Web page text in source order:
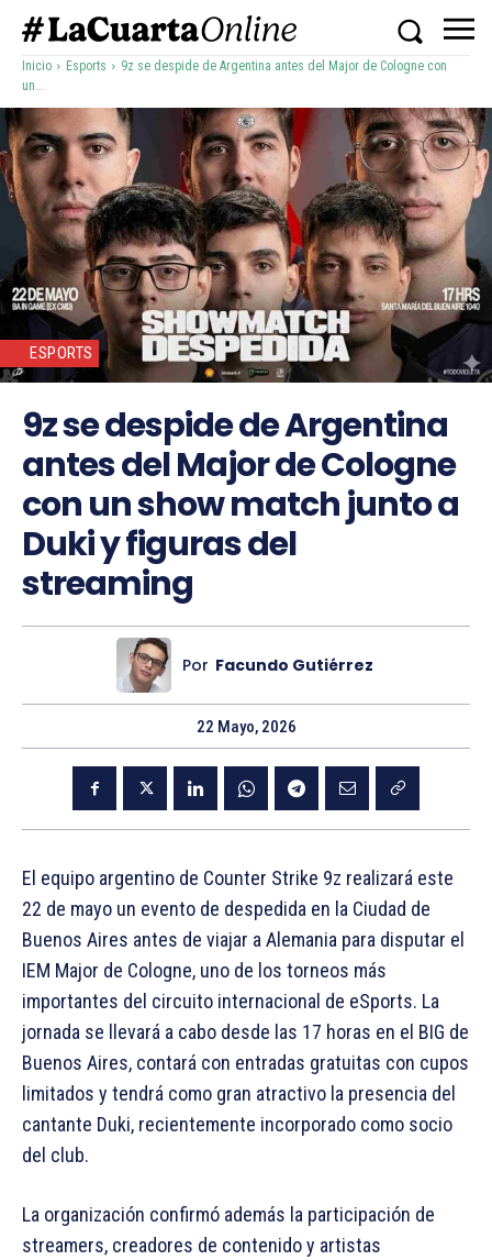
Inicio Esports
9z se despide de Argentina antes del Major de Cologne con
un...
ESPORTS
9z se despide de Argentina
antes del Major de Cologne
con un show match junto a
Duki y figuras del
streaming
Por Facundo Gutiérrez
22 Mayo, 2026
El equipo argentino de Counter Strike 9z realizará este
22 de mayo un evento de despedida en la Ciudad de
Buenos Aires antes de viajar a Alemania para disputar el
IEM Major de Cologne, uno de los torneos más
importantes del circuito internacional de eSports. La
jornada se llevará a cabo desde las 17 horas en el BIG de
Buenos Aires, contará con entradas gratuitas con cupos
limitados y tendrá como gran atractivo la presencia del
cantante Duki, recientemente incorporado como socio
del club.
La organización confirmó además la participación de
streamers, creadores de contenido y artistas